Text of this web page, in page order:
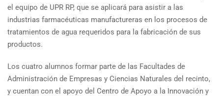
el equipo de UPR RP, que se aplicará para asistir a las
industrias farmacéuticas manufactureras en los procesos de
tratamientos de agua requeridos para la fabricación de sus
productos.
Los cuatro alumnos formar parte de las Facultades de
Administración de Empresas y Ciencias Naturales del recinto,
y cuentan con el apoyo del Centro de Apoyo a la Innovación y